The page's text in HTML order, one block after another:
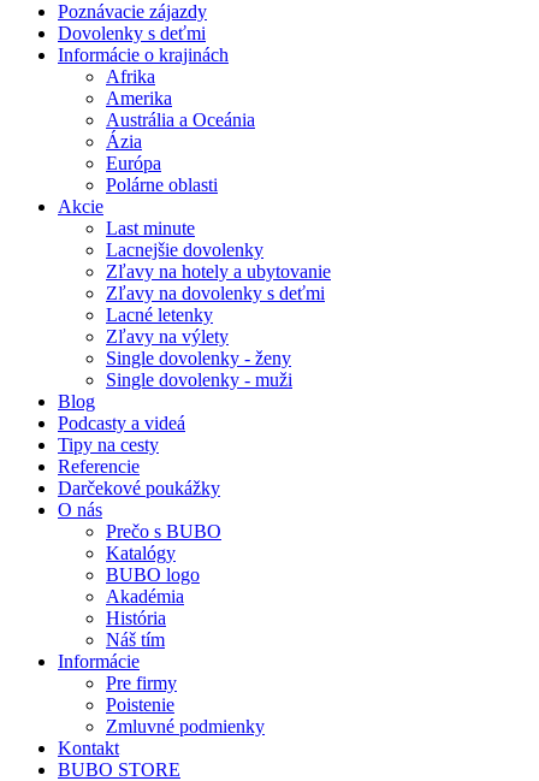
Poznávacie zájazdy
Dovolenky s deťmi
Informácie o krajinách
Afrika
Amerika
Austrália a Oceánia
Ázia
Európa
Polárne oblasti
Akcie
Last minute
Lacnejšie dovolenky
Zľavy na hotely a ubytovanie
Zľavy na dovolenky s deťmi
Lacné letenky
Zľavy na výlety
Single dovolenky - ženy
Single dovolenky - muži
Blog
Podcasty a videá
Tipy na cesty
Referencie
Darčekové poukážky
O nás
Prečo s BUBO
Katalógy
BUBO logo
Akadémia
História
Náš tím
Informácie
Pre firmy
Poistenie
Zmluvné podmienky
Kontakt
BUBO STORE